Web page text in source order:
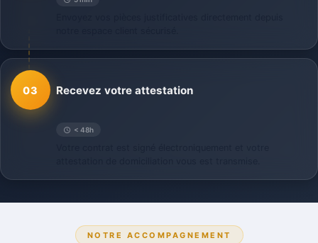
03
< 48h
Recevez votre attestation
NOTRE ACCOMPAGNEMENT